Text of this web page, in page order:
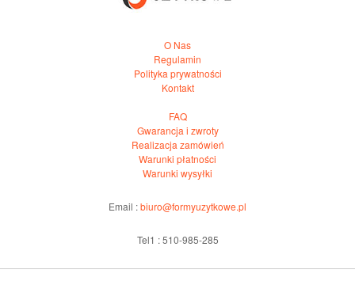
O Nas
Regulamin
Polityka prywatności
Kontakt
FAQ
Gwarancja i zwroty
Realizacja zamówień
Warunki płatności
Warunki wysyłki
Email :biuro@formyuzytkowe.pl
Tel1 : 510-985-285